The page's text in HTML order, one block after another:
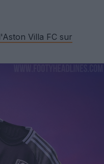
Villa FC sur